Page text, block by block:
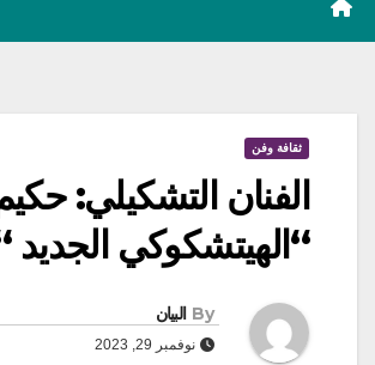
ثقافة وفن
الفنان التشكيلي:
“الهيتشكوكي الجديد
By البيان
نوفمبر 29, 2023